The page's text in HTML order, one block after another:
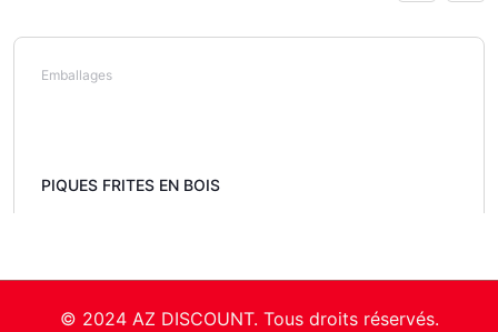
Emballages
PIQUES FRITES EN BOIS
© 2024 AZ DISCOUNT. Tous droits réservés.